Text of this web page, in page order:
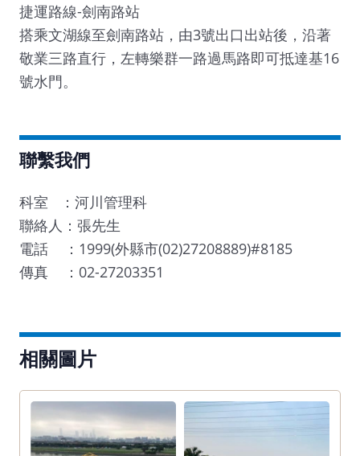
捷運路線-劍南路站
搭乘文湖線至劍南路站，由3號出口出站後，沿著
敬業三路直行，左轉樂群一路過馬路即可抵達基16
號水門。
​聯繫我們
科室 ：河川管理科
聯絡人：張先生
電話 ：1999(外縣市(02)27208889)#8185
傳真 ：02-27203351
相關圖片